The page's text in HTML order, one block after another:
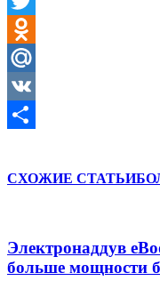
Twitter
Odnoklassniki
Mail.Ru
VK
СХОЖИЕ СТАТЬИ
Электронаддув
больше мощности